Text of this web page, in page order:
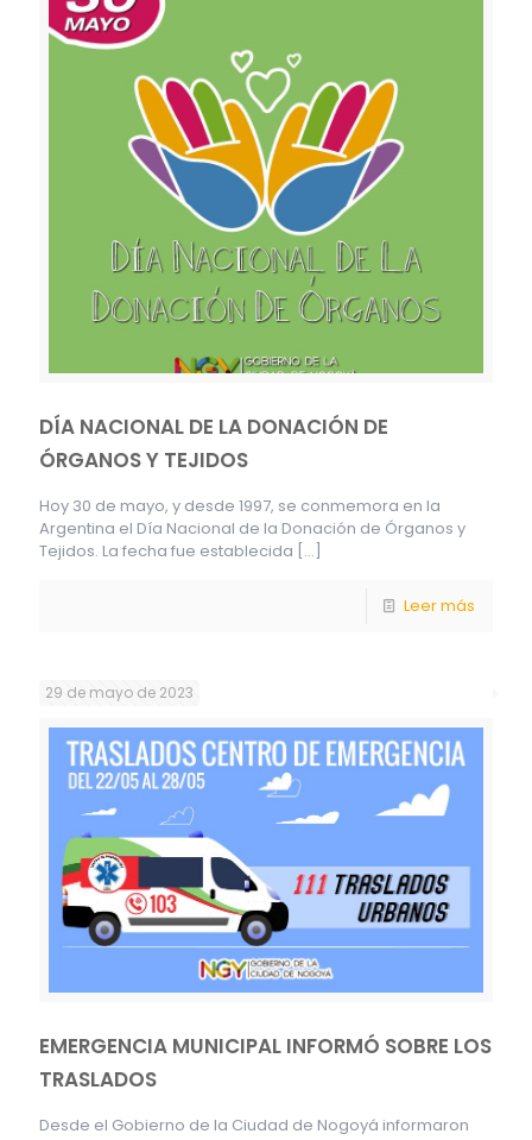
DÍA NACIONAL DE LA DONACIÓN DE
ÓRGANOS Y TEJIDOS
Hoy 30 de mayo, y desde 1997, se conmemora en la
Argentina el Día Nacional de la Donación de Órganos y
Tejidos. La fecha fue establecida […]
Leer más
29 de mayo de 2023
EMERGENCIA MUNICIPAL INFORMÓ SOBRE LOS
TRASLADOS
Desde el Gobierno de la Ciudad de Nogoyá informaron